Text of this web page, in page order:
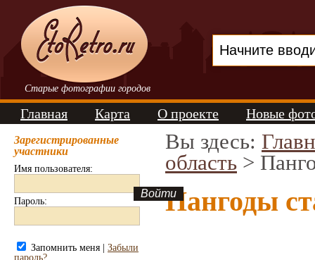
Старые фотографии городов
Главная Карта О проекте Новые
Зарегистрированные
участники
Имя пользователя:
Пароль:
Запомнить меня | Забыли
пароль?
Вы здесь:
область >
Пангоды